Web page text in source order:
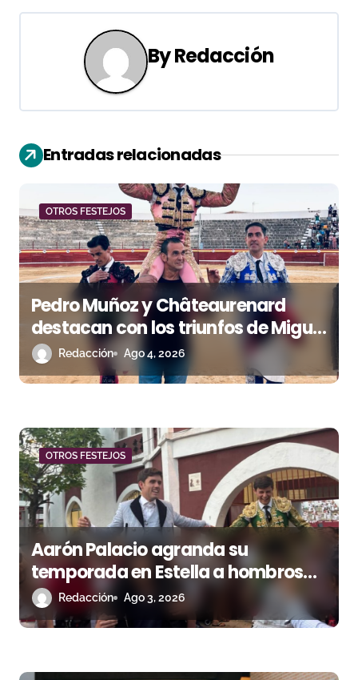
i
ó
n
d
e
e
n
t
r
d
a
s
ByRedacción
Entradas relacionadas
OTROS FESTEJOS
Pedro Muñoz y Châteaurenard
destacan con los triunfos de Miguel
Andrades e Ismael Martín
Redacción Ago 4, 2026
OTROS FESTEJOS
Aarón Palacio agranda su
temporada en Estella a hombros
junto a Guillermo Hermoso
Redacción Ago 3, 2026